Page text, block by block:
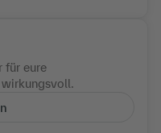
für eure